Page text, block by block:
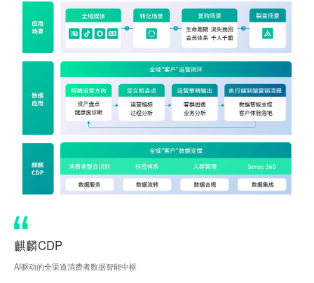
麒麟CDP
AI驱动的全渠道消费者数据智能中枢